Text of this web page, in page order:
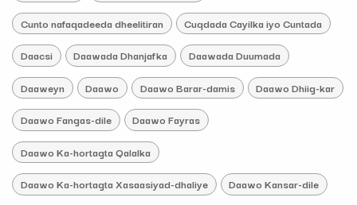
Cunto nafaqadeeda dheelitiran Cuqdada Cayilka iyo Cuntada
Daacsi Daawada Dhanjafka Daawada Duumada
Daaweyn Daawo Daawo Barar-damis Daawo Dhiig-kar
Daawo Fangas-dile Daawo Fayras
Daawo Ka-hortagta Qalalka
Daawo Ka-hortagta Xasaasiyad-dhaliye Daawo Kansar-dile